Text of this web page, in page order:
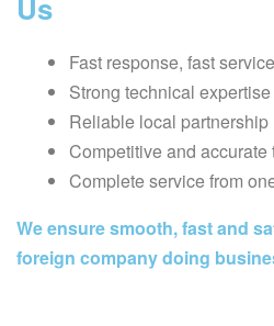
Us
Fast response, fast service
Strong technical expertise
Reliable local partnership
Competitive and
Complete service from
We ensure smooth, fast and
foreign company doing